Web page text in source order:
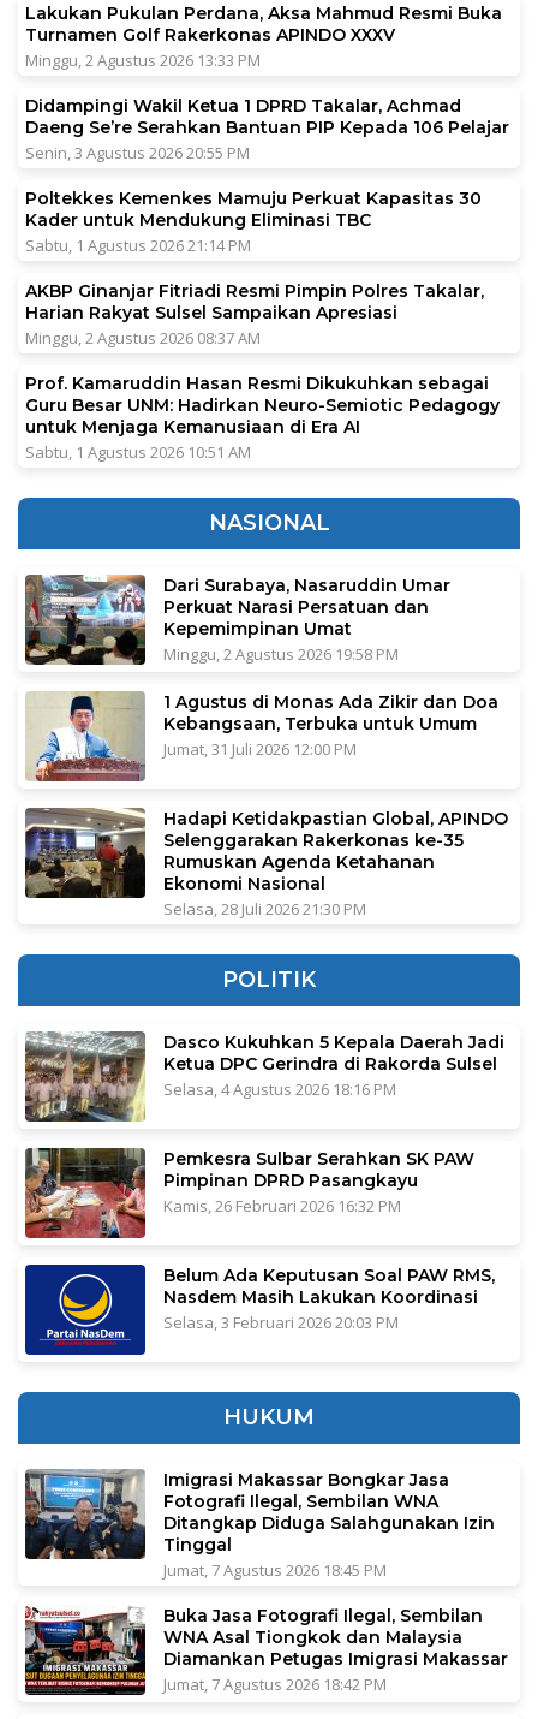
Lakukan Pukulan Perdana, Aksa Mahmud Resmi Buka
Turnamen Golf Rakerkonas APINDO XXXV
Minggu, 2 Agustus 2026 13:33 PM
Didampingi Wakil Ketua 1 DPRD Takalar, Achmad
Daeng Se’re Serahkan Bantuan PIP Kepada 106 Pelajar
Senin, 3 Agustus 2026 20:55 PM
Poltekkes Kemenkes Mamuju Perkuat Kapasitas 30
Kader untuk Mendukung Eliminasi TBC
Sabtu, 1 Agustus 2026 21:14 PM
AKBP Ginanjar Fitriadi Resmi Pimpin Polres Takalar,
Harian Rakyat Sulsel Sampaikan Apresiasi
Minggu, 2 Agustus 2026 08:37 AM
Prof. Kamaruddin Hasan Resmi Dikukuhkan sebagai
Guru Besar UNM: Hadirkan Neuro-Semiotic Pedagogy
untuk Menjaga Kemanusiaan di Era AI
Sabtu, 1 Agustus 2026 10:51 AM
NASIONAL
Dari Surabaya, Nasaruddin Umar
Perkuat Narasi Persatuan dan
Kepemimpinan Umat
Minggu, 2 Agustus 2026 19:58 PM
1 Agustus di Monas Ada Zikir dan Doa
Kebangsaan, Terbuka untuk Umum
Jumat, 31 Juli 2026 12:00 PM
Hadapi Ketidakpastian Global, APINDO
Selenggarakan Rakerkonas ke-35
Rumuskan Agenda Ketahanan
Ekonomi Nasional
Selasa, 28 Juli 2026 21:30 PM
POLITIK
Dasco Kukuhkan 5 Kepala Daerah Jadi
Ketua DPC Gerindra di Rakorda Sulsel
Selasa, 4 Agustus 2026 18:16 PM
Pemkesra Sulbar Serahkan SK PAW
Pimpinan DPRD Pasangkayu
Kamis, 26 Februari 2026 16:32 PM
Belum Ada Keputusan Soal PAW RMS,
Nasdem Masih Lakukan Koordinasi
Selasa, 3 Februari 2026 20:03 PM
HUKUM
Imigrasi Makassar Bongkar Jasa
Fotografi Ilegal, Sembilan WNA
Ditangkap Diduga Salahgunakan Izin
Tinggal
Jumat, 7 Agustus 2026 18:45 PM
Buka Jasa Fotografi Ilegal, Sembilan
WNA Asal Tiongkok dan Malaysia
Diamankan Petugas Imigrasi Makassar
Jumat, 7 Agustus 2026 18:42 PM